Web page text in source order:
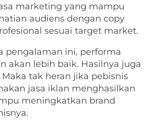
marketing yang mampu
audiens dengan copy
sesuai target market.
pengalaman ini, performa
akan lebih baik. Hasilnya juga
tak heran jika pebisnis
jasa iklan menghasilkan
meningkatkan brand